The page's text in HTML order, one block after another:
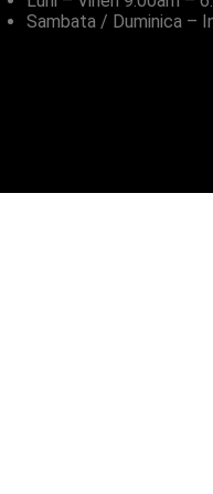
Sambata / Duminica –